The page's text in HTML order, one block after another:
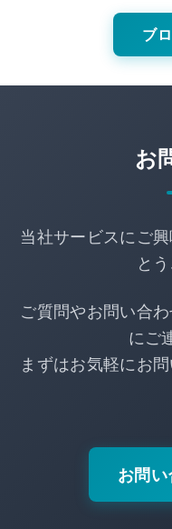
ブ
お
当社サービスにご
と
ご質問やお問い合
にご
まずはお気軽にお
お問